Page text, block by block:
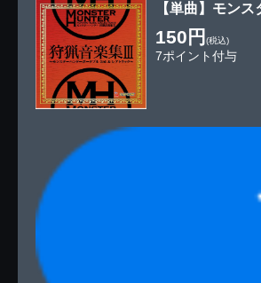
【単曲】モン
150円 (税込)
7ポイント付与